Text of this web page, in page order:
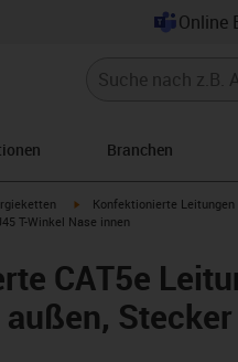
Online
Branchen
igus-icon-arrow-right
Konfektionierte Leitungen
T-Winkel Nase innen
CAT5e